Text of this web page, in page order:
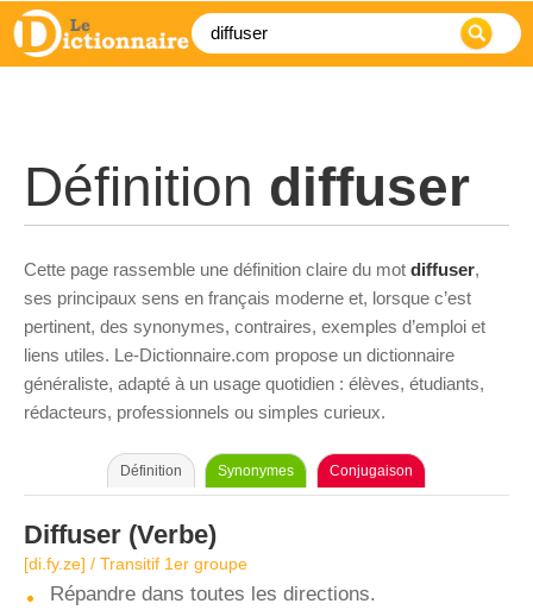
Définition diffuser
Cette page rassemble une définition claire du mot diffuser,
ses principaux sens en français moderne et, lorsque c’est
pertinent, des synonymes, contraires, exemples d’emploi et
liens utiles. Le-Dictionnaire.com propose un dictionnaire
généraliste, adapté à un usage quotidien : élèves, étudiants,
rédacteurs, professionnels ou simples curieux.
Définition Synonymes Conjugaison
Diffuser (Verbe)
[di.fy.ze] / Transitif 1er groupe
Répandre dans toutes les directions.